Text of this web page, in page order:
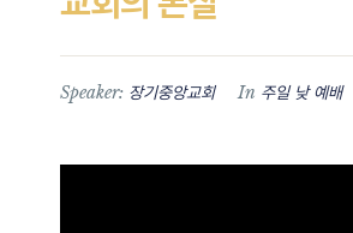
Speaker: 장기중앙교회 In 주일 낮 예배